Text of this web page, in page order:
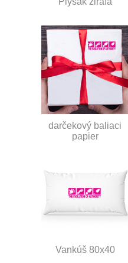
darčekový baliaci
papier
Vankúš 80x40